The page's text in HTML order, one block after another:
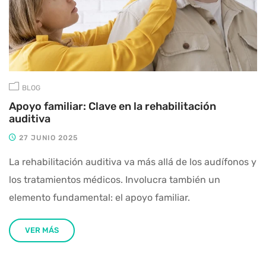
BLOG
Apoyo familiar: Clave en la rehabilitación
auditiva
27 JUNIO 2025
La rehabilitación auditiva va más allá de los audífonos y
los tratamientos médicos. Involucra también un
elemento fundamental: el apoyo familiar.
VER MÁS